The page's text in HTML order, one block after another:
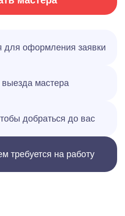
для оформления заявки
мастера
добраться до вас
требуется на работу